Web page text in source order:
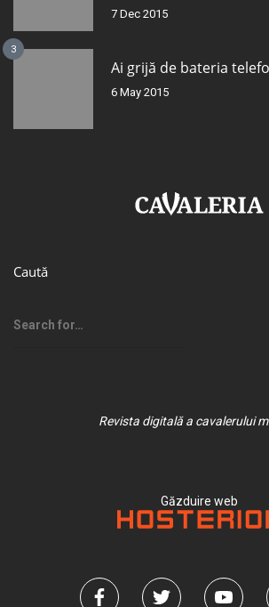
7 Dec 2015
3
Ai grijă de bateria
6 May 2015
Caută
Revista digitală a cavalerului
Găzduire web